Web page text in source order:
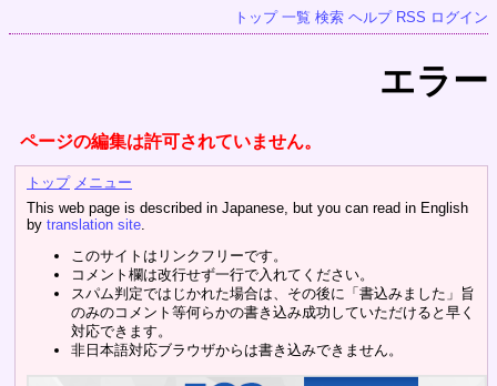
トップ 一覧 検索 ヘルプ RSS ログイン
エラー
ページの編集は許可されていません。
トップ メニュー
This web page is described in Japanese, but you can read in English
by translation site.
このサイトはリンクフリーです。
コメント欄は改行せず一行で入れてください。
スパム判定ではじかれた場合は、その後に「書込みました」旨
のみのコメント等何らかの書き込み成功していただけると早く
対応できます。
非日本語対応ブラウザからは書き込みできません。